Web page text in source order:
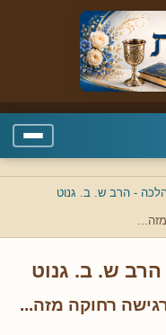
- הרב ש. ב. גנוט
ש. ב. גנוט
רחוקה מזה...